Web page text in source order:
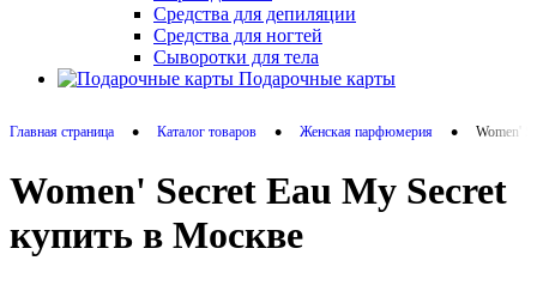
Средства для депиляции
Средства для ногтей
Сыворотки для тела
Подарочные карты
Главная страница • Каталог товаров • Женская парфюмерия • Women'
Women' Secret Eau My Secret
купить в Москве